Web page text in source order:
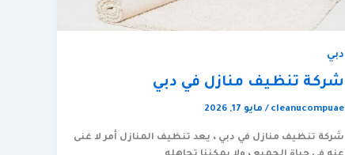
دبي
شركة تنظيف منازل في دبي
cleanucompuae
/ مايو 17, 2026
شركة تنظيف منازل في دبي ، يعد تنظيف المنازل أمر لا غنى